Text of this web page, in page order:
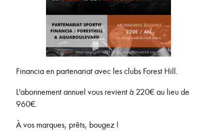
Financia en partenariat avec les clubs Forest Hill.
L'abonnement annuel vous revient à 220€ au lieu de
960€.
À vos marques, prêts, bougez !